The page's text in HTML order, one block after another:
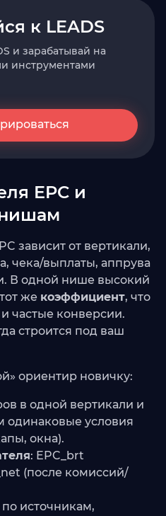
к LEADS
и зарабатывай на
инструментами
EPC и
зависит от вертикали,
чека/выплаты, аппрува
В одной нише высокий
же коэффициент, что
частые конверсии.
строится под ваш
ориентир новичку:
в одной вертикали и
одинаковые условия
окна).
: EPC_brt
(после комиссий/
по источникам,